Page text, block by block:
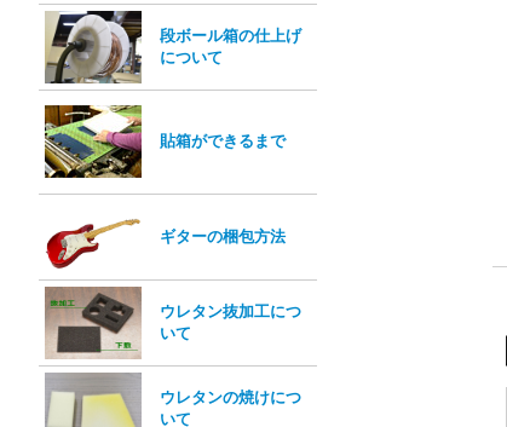
段ボール箱の仕上げ
について
貼箱ができるまで
ギターの梱包方法
ウレタン抜加工につ
いて
ウレタンの焼けにつ
いて